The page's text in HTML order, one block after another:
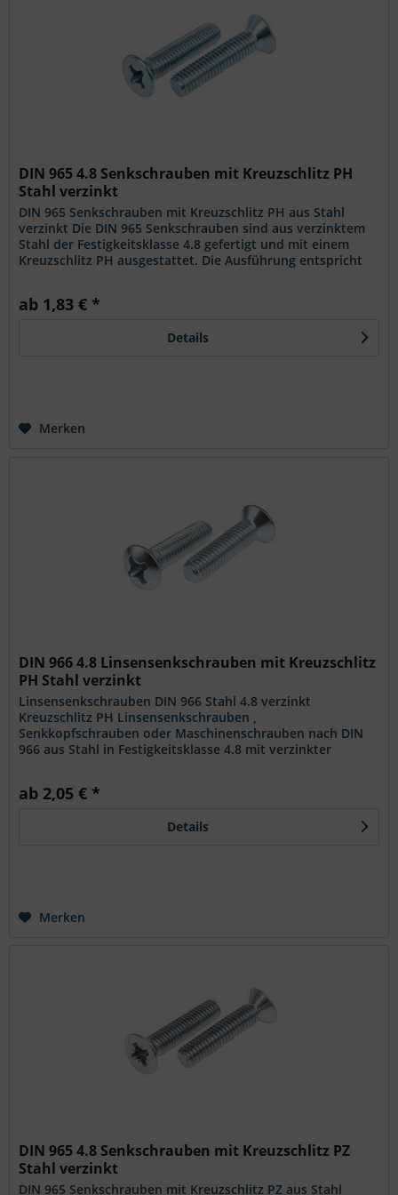
DIN 965 4.8 Senkschrauben mit Kreuzschlitz PH
Stahl verzinkt
DIN 965 Senkschrauben mit Kreuzschlitz PH aus Stahl
verzinkt Die DIN 965 Senkschrauben sind aus verzinktem
Stahl der Festigkeitsklasse 4.8 gefertigt und mit einem
Kreuzschlitz PH ausgestattet. Die Ausführung entspricht
ab 1,83 € *
Details
Merken
DIN 966 4.8 Linsensenkschrauben mit Kreuzschlitz
PH Stahl verzinkt
Linsensenkschrauben DIN 966 Stahl 4.8 verzinkt
Kreuzschlitz PH Linsensenkschrauben ,
Senkkopfschrauben oder Maschinenschrauben nach DIN
966 aus Stahl in Festigkeitsklasse 4.8 mit verzinkter
ab 2,05 € *
Details
Merken
DIN 965 4.8 Senkschrauben mit Kreuzschlitz PZ
Stahl verzinkt
DIN 965 Senkschrauben mit Kreuzschlitz PZ aus Stahl